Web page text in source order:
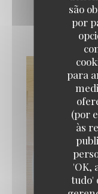
são
por
para
(por
às
'OK,
tudo'